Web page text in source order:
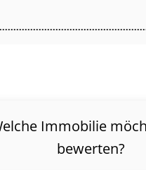
Immobilie
bewerten?